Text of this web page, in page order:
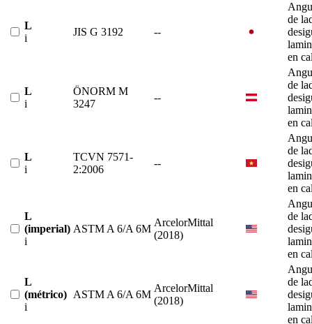
L
i
JIS G 3192 --
de
en
L
i
ÖNORM M
3247
--
de
en
L
i
TCVN 7571-
2:2006
--
de
en
L
(imperial)
i
ASTM A 6/A 6M
ArcelorMittal
(2018)
de
en
L
(métrico)
i
ASTM A 6/A 6M
ArcelorMittal
(2018)
de
en